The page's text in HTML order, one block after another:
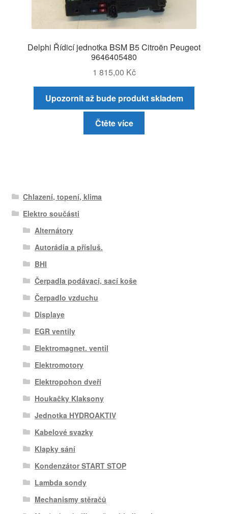
Delphi Řídicí jednotka BSM B5 Citroën Peugeot
9646405480
1 815,00 Kč
Upozornit až bude produkt skladem
Čtěte více
Chlazení, topení, klima
Elektro součásti
Alternátory
Autorádia a přísluš.
BHI
Čerpadla podávací, sací koše
Čerpadlo vzduchu
Displaye
EGR ventily
Elektromagnet. ventil
Elektromotory
Elektropohon dveří
Houkačky Klaksony
Jednotka HYDROAKTIV
Kabelové svazky
Klapky sání
Kondenzátor START STOP
Lambda sondy
Mechanismy stěračů